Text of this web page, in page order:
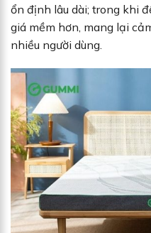
ổn định lâu dài; trong khi
giá mềm hơn, mang lại
nhiều người dùng.